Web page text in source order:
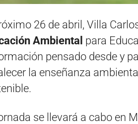
26 de abril, Villa
Ambiental para
pensado desde y
la enseñanza
se llevará a cabo en